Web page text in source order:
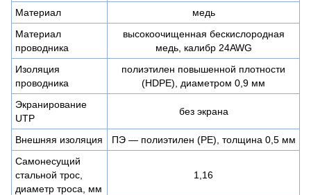
Материал
медь
Материал
проводника
высокоочищенная бескислородная
медь, калибр 24AWG
Изоляция
проводника
полиэтилен повышенной плотности
(HDPE), диаметром 0,9 мм
Экранирование
UTP
без экрана
Внешняя изоляция
ПЭ — полиэтилен (PE), толщина 0,5 мм
Самонесущий
стальной трос,
диаметр троса, мм
1,16